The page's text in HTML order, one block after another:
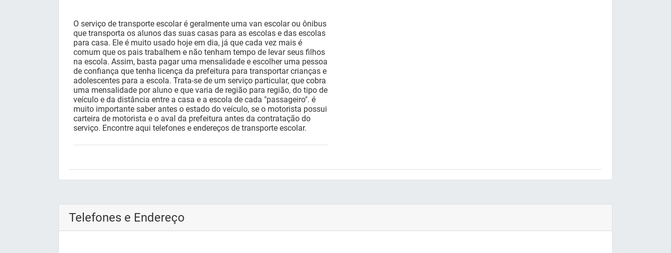
O serviço de transporte escolar é geralmente uma van escolar ou ônibus
que transporta os alunos das suas casas para as escolas e das escolas
para casa. Ele é muito usado hoje em dia, já que cada vez mais é
comum que os pais trabalhem e não tenham tempo de levar seus filhos
na escola. Assim, basta pagar uma mensalidade e escolher uma pessoa
de confiança que tenha licença da prefeitura para transportar crianças e
adolescentes para a escola. Trata-se de um serviço particular, que cobra
uma mensalidade por aluno e que varia de região para região, do tipo de
veículo e da distância entre a casa e a escola de cada "passageiro". é
muito importante saber antes o estado do veículo, se o motorista possui
carteira de motorista e o aval da prefeitura antes da contratação do
serviço. Encontre aqui telefones e endereços de transporte escolar.
Telefones e Endereço